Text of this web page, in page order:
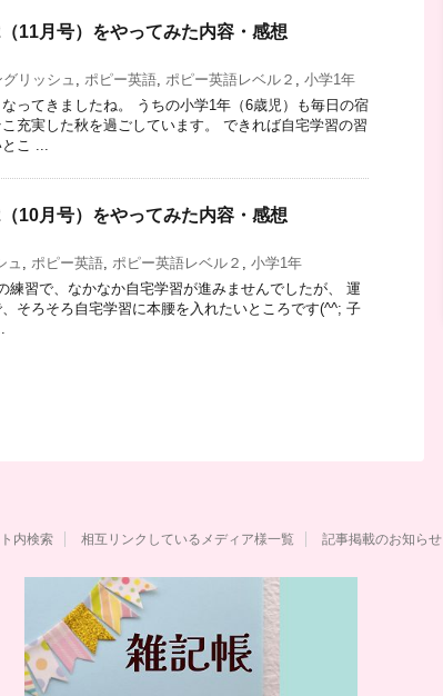
11月号）をやってみた内容・感想
リッシュ ポピー英語 ポピー英語レベル２
小学1年
ってきましたね。 うちの小学1年（6歳児）も毎日の宿
充実した秋を過ごしています。 できれば自宅学習の習
こ ...
10月号）をやってみた内容・感想
ュ ポピー英語 ポピー英語レベル２
小学1年
練習で、なかなか自宅学習が進みませんでしたが、 運
そろそろ自宅学習に本腰を入れたいところです(^^; 子
内検索 相互リンクしているメディア様一覧 記事掲載のお知らせ